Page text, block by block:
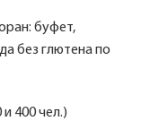
буфет,
без глютена по
400 чел.)